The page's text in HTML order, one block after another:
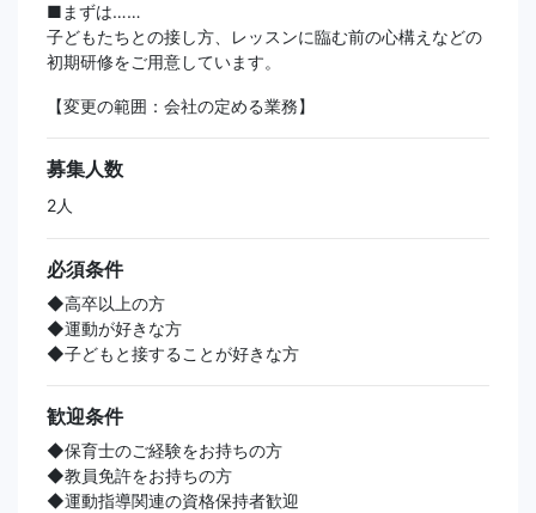
■まずは……
子どもたちとの接し方、レッスンに臨む前の心構えなどの
初期研修をご用意しています。
【変更の範囲：会社の定める業務】
募集人数
2人
必須条件
◆高卒以上の方
◆運動が好きな方
◆子どもと接することが好きな方
歓迎条件
◆保育士のご経験をお持ちの方
◆教員免許をお持ちの方
◆運動指導関連の資格保持者歓迎